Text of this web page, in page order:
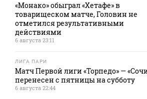
«Монако» обыграл «Хетафе» в
товарищеском матче, Головин не
отметился результативными
действиями
6 августа 23:11
ЛИГА ПАРИ
Матч Первой лиги «Торпедо» —
перенесен с пятницы на субботу
6 августа 22:44